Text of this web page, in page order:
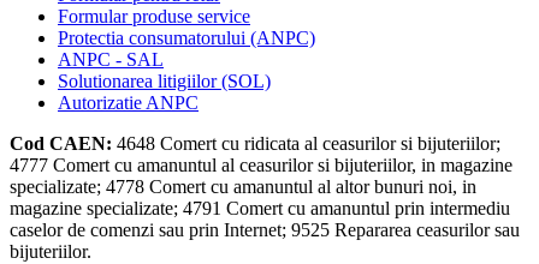
Formular produse service
Protectia consumatorului (ANPC)
ANPC - SAL
Solutionarea litigiilor (SOL)
Autorizatie ANPC
Cod CAEN: 4648 Comert cu ridicata al ceasurilor si bijuteriilor;
4777 Comert cu amanuntul al ceasurilor si bijuteriilor, in magazine
specializate; 4778 Comert cu amanuntul al altor bunuri noi, in
magazine specializate; 4791 Comert cu amanuntul prin intermediu
caselor de comenzi sau prin Internet; 9525 Repararea ceasurilor sau
bijuteriilor.